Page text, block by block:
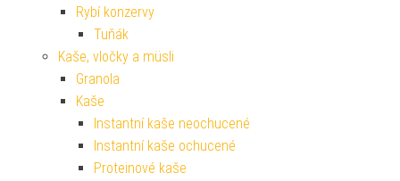
Rybí konzervy
Tuňák
Kaše, vločky a müsli
Granola
Kaše
Instantní kaše neochucené
Instantní kaše ochucené
Proteinové kaše